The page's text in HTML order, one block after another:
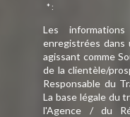
* :
Les
enregistrées dans
agissant comme
de la clientèle/
Responsable du
La base légale du
l'Agence / du